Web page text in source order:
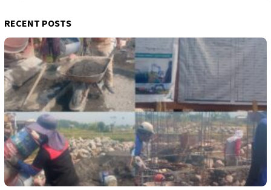
RECENT POSTS